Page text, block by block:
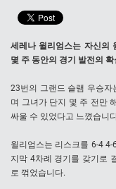
세레나 윌리엄스는 자신의
몇 주 동안의 경기 발전의
23번의 그랜드 슬램 우승자
며 그녀가 단지 몇 주 전만
싸울 수 있었다고 느꼈습니
윌리엄스는 리스크를 6-4
지막 4차례 경기를 갖기로
로 꺾었습니다.